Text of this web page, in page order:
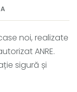
noi, realizate
ANRE.
sigură și